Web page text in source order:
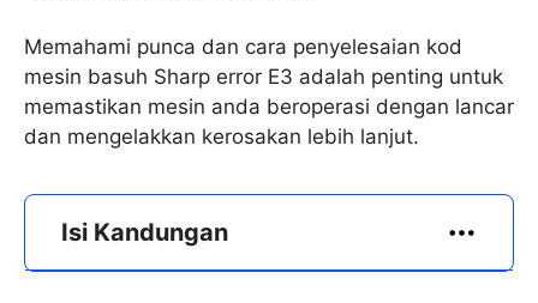
Memahami punca dan cara penyelesaian kod
mesin basuh Sharp error E3 adalah penting untuk
memastikan mesin anda beroperasi dengan lancar
dan mengelakkan kerosakan lebih lanjut.
Isi Kandungan